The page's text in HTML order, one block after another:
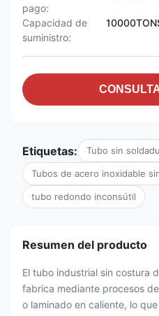
pago:
Capacidad de
suministro:
Etiquetas: Tubo sin
Tubos de acero inoxidable
tubo redondo inconsútil
Resumen del producto
El tubo industrial sin costura
fabrica mediante procesos
o laminado en caliente, lo